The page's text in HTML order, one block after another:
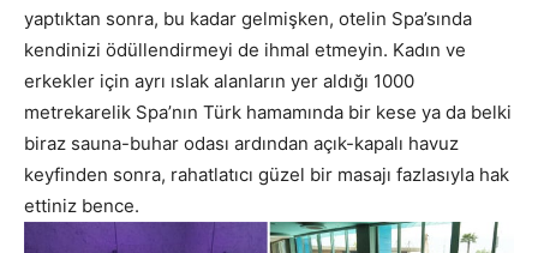
yaptıktan sonra, bu kadar gelmişken, otelin Spa’sında
kendinizi ödüllendirmeyi de ihmal etmeyin. Kadın ve
erkekler için ayrı ıslak alanların yer aldığı 1000
metrekarelik Spa’nın Türk hamamında bir kese ya da belki
biraz sauna-buhar odası ardından açık-kapalı havuz
keyfinden sonra, rahatlatıcı güzel bir masajı fazlasıyla hak
ettiniz bence.